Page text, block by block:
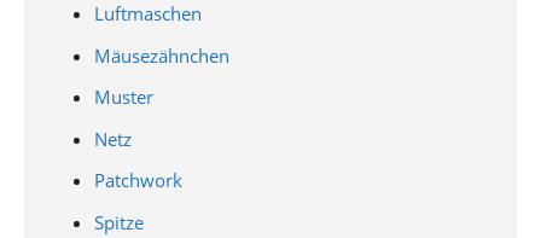
Luftmaschen
Mäusezähnchen
Muster
Netz
Patchwork
Spitze